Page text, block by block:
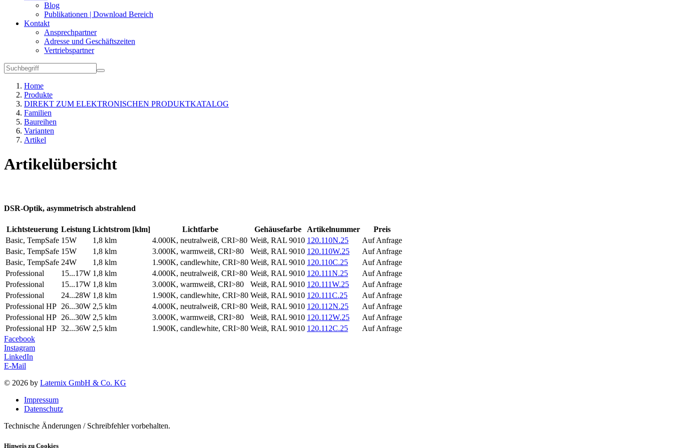
Blog
Publikationen | Download Bereich
Kontakt
Ansprechpartner
Adresse und Geschäftszeiten
Vertriebspartner
Home
Produkte
DIREKT ZUM ELEKTRONISCHEN PRODUKTKATALOG
Familien
Baureihen
Varianten
Artikel
Artikelübersicht
DSR-Optik, asymmetrisch abstrahlend
Lichtsteuerung Leistung Lichtstrom [klm] Lichtfarbe Gehäusefarbe Artikelnummer
Preis
Basic, TempSafe 15W 1,8 klm 4.000K, neutralweiß, CRI>80 Weiß, RAL 9010 120.110N.25
Auf Anfrage
Basic, TempSafe 15W 1,8 klm 3.000K, warmweiß, CRI>80 Weiß, RAL 9010 120.110W.25
Auf Anfrage
Basic, TempSafe 24W 1,8 klm 1.900K, candlewhite, CRI>80 Weiß, RAL 9010 120.110C.25
Auf Anfrage
Professional
15...17W 1,8 klm 4.000K, neutralweiß, CRI>80 Weiß, RAL 9010 120.111N.25
Auf Anfrage
Professional
15...17W 1,8 klm 3.000K, warmweiß, CRI>80 Weiß, RAL 9010 120.111W.25
Auf Anfrage
Professional
24...28W 1,8 klm 1.900K, candlewhite, CRI>80 Weiß, RAL 9010 120.111C.25
Auf Anfrage
Professional HP 26...30W 2,5 klm 4.000K, neutralweiß, CRI>80 Weiß, RAL 9010 120.112N.25
Auf Anfrage
Professional HP 26...30W 2,5 klm 3.000K, warmweiß, CRI>80 Weiß, RAL 9010 120.112W.25
Auf Anfrage
Professional HP 32...36W 2,5 klm 1.900K, candlewhite, CRI>80 Weiß, RAL 9010 120.112C.25
Auf Anfrage
Facebook
Instagram
LinkedIn
E-Mail
© 2026 by Laternix GmbH & Co. KG
Impressum
Datenschutz
Technische Änderungen / Schreibfehler vorbehalten.
Hinweis zu Cookies